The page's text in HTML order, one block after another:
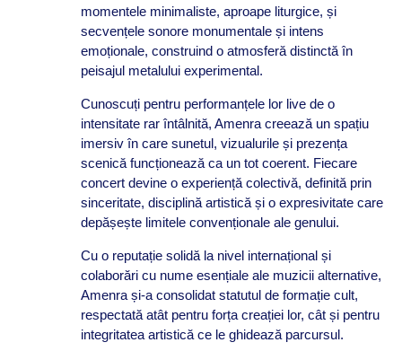
momentele minimaliste, aproape liturgice, și
secvențele sonore monumentale și intens
emoționale, construind o atmosferă distinctă în
peisajul metalului experimental.
Cunoscuți pentru performanțele lor live de o
intensitate rar întâlnită, Amenra creează un spațiu
imersiv în care sunetul, vizualurile și prezența
scenică funcționează ca un tot coerent. Fiecare
concert devine o experiență colectivă, definită prin
sinceritate, disciplină artistică și o expresivitate care
depășește limitele convenționale ale genului.
Cu o reputație solidă la nivel internațional și
colaborări cu nume esențiale ale muzicii alternative,
Amenra și-a consolidat statutul de formație cult,
respectată atât pentru forța creației lor, cât și pentru
integritatea artistică ce le ghidează parcursul.